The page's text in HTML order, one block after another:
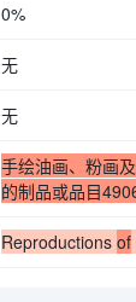
0%
无
无
手绘油画、粉画
的制品或品目
Reproductions of